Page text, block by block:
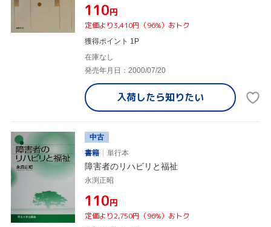
¥110円
定価より3,410円（96%）おトク
獲得ポイント 1P
在庫なし
発売年月日：2000/07/20
入荷したら知りたい
中古
書籍
単行本
障害者のリハビリと福祉
永渕正昭
¥110円
定価より2,750円（96%）おトク